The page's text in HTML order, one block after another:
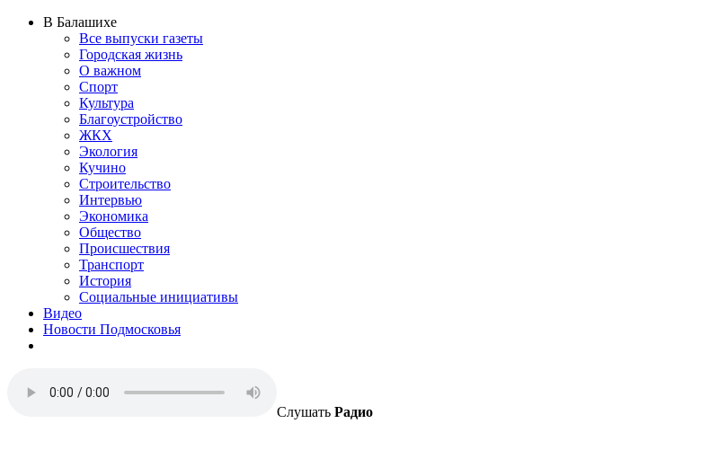
В Балашихе
Все выпуски газеты
Городская жизнь
О важном
Спорт
Культура
Благоустройство
ЖКХ
Экология
Кучино
Строительство
Интервью
Экономика
Общество
Происшествия
Транспорт
История
Социальные инициативы
Видео
Новости Подмосковья
Слушать Радио